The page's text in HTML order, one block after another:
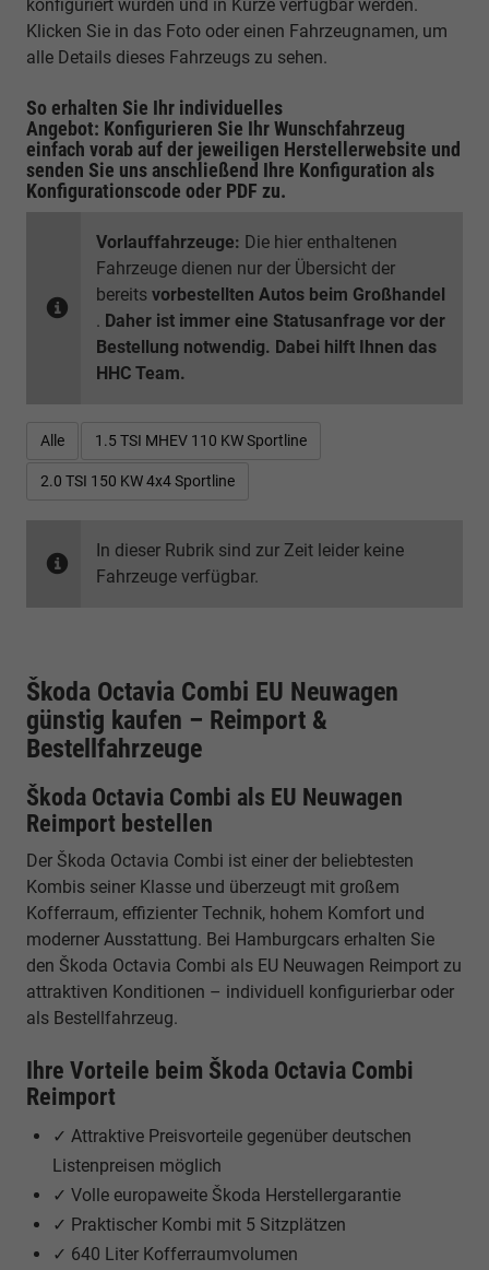
konfiguriert wurden und in Kürze verfügbar werden.
Klicken Sie in das Foto oder einen Fahrzeugnamen, um
alle Details dieses Fahrzeugs zu sehen.
So erhalten Sie Ihr individuelles
Angebot: Konfigurieren Sie Ihr Wunschfahrzeug
einfach vorab auf der jeweiligen Herstellerwebsite und
senden Sie uns anschließend Ihre Konfiguration als
Konfigurationscode oder PDF zu.
Vorlauffahrzeuge: Die hier enthaltenen
Fahrzeuge dienen nur der Übersicht der
bereits vorbestellten Autos beim Großhandel
. Daher ist immer eine Statusanfrage vor der
Bestellung notwendig. Dabei hilft Ihnen das
HHC Team.
Alle 1.5 TSI MHEV 110 KW Sportline
2.0 TSI 150 KW 4x4 Sportline
In dieser Rubrik sind zur Zeit leider keine
Fahrzeuge verfügbar.
Škoda Octavia Combi EU Neuwagen
günstig kaufen – Reimport &
Bestellfahrzeuge
Škoda Octavia Combi als EU Neuwagen
Reimport bestellen
Der Škoda Octavia Combi ist einer der beliebtesten
Kombis seiner Klasse und überzeugt mit großem
Kofferraum, effizienter Technik, hohem Komfort und
moderner Ausstattung. Bei Hamburgcars erhalten Sie
den Škoda Octavia Combi als EU Neuwagen Reimport zu
attraktiven Konditionen – individuell konfigurierbar oder
als Bestellfahrzeug.
Ihre Vorteile beim Škoda Octavia Combi
Reimport
✓ Attraktive Preisvorteile gegenüber deutschen
Listenpreisen möglich
✓ Volle europaweite Škoda Herstellergarantie
✓ Praktischer Kombi mit 5 Sitzplätzen
✓ 640 Liter Kofferraumvolumen